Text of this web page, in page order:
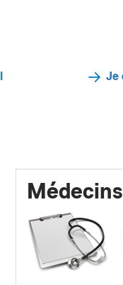
Je
Médecins